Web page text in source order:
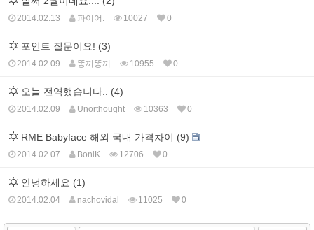
2014.02.13 파이어. 10027 0
포인트 질문이요! (3)
2014.02.09 똥끼똥끼 10955 0
오늘 전역했습니다.. (4)
2014.02.09 Unorthought 10363 0
RME Babyface 해외 국내 가격차이 (9)
2014.02.07 BoniK 12706 0
안녕하세요 (1)
2014.02.04 nachovidal 11025 0